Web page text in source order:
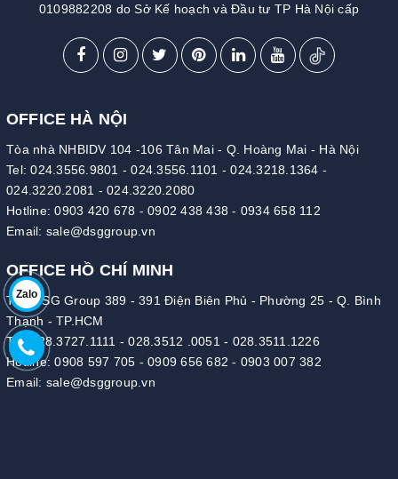
Zalo
0109882208 do Sở Kế hoạch và Đầu tư TP Hà Nội cấp
OFFICE HÀ NỘI
Tòa nhà NHBIDV 104 -106 Tân Mai - Q. Hoàng Mai - Hà Nội
Tel:024.3556.9801 -024.3556.1101 -024.3218.1364 -
024.3220.2081 - 024.3220.2080
Hotline:0903 420 678 - 0902 438 438 - 0934 658 112
Email: sale@dsggroup.vn
OFFICE HỒ CHÍ MINH
Tòa DSG Group 389 - 391 Điện Biên Phủ - Phường 25 - Q. Bình
Thạnh - TP.HCM
Tel:
028.3727.1111 -028.3512 .0051 - 028.3511.1226
Hotline:0908 597 705 - 0909 656 682 - 0903 007 382
Email: sale@dsggroup.vn